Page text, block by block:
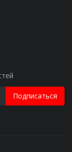
Подписаться